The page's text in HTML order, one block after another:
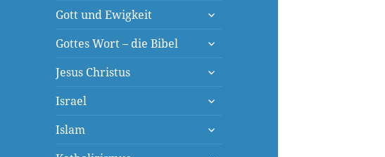
Gott und Ewigkeit
untermenü
Gottes Wort – die Bibel
untermenü
Jesus Christus
untermenü
Israel
untermenü
Islam
untermenü